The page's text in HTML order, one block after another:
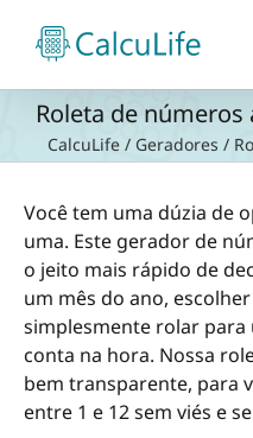
para
conteúdo
Roleta de números
CalcuLife / Geradores /
Você tem uma dúzia de
uma. Este gerador de
o jeito mais rápido de
um mês do ano,
simplesmente rolar para
conta na hora. Nossa
bem transparente, para
entre 1 e 12 sem viés e